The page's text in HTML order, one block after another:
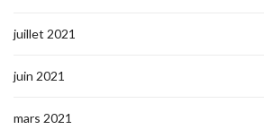
juillet 2021
juin 2021
mars 2021